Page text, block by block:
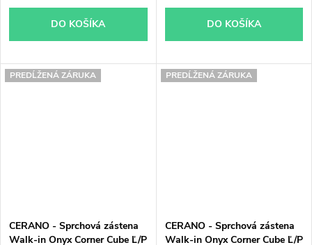
DO KOŠÍKA DO KOŠÍKA
PREDĹŽENÁ ZÁRUKA
CERANO - Sprchová zástena
Walk-in Onyx Corner Cube Ľ/P
PREDĹŽENÁ ZÁRUKA
CERANO - Sprchová zástena
Walk-in Onyx Corner Cube Ľ/P